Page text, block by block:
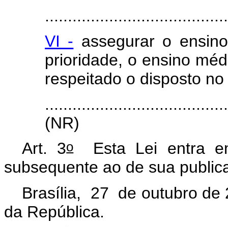
VI - assegurar o
prioridade, o ensino
respeitado o disposto
(NR)
Art. 3oEsta Lei entra
subsequente ao de sua
Brasília, 27 de outubro de
da República.